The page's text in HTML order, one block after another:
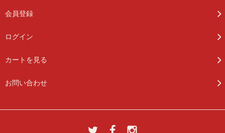
会員登録
ログイン
カートを見る
お問い合わせ